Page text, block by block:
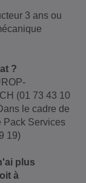
3 ans ou
?
(01 73 43 10
le cadre de
Pack Services
19)
plus
à